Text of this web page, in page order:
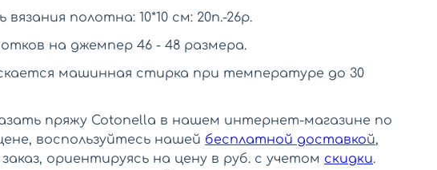
полотна: 10*10 см: 20п.-26р.
на джемпер 46 - 48 размера.
машинная стирка при температуре до 30
пряжу Cotonella в нашем интернет-магазине по
воспользуйтесь нашей бесплатной доставкой,
ориентируясь на цену в руб. с учетом скидки.